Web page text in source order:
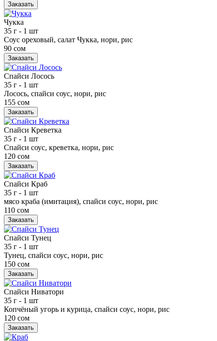
Заказать
Чукка
35 г - 1 шт
Соус ореховый, салат Чукка, нори, рис
90 сом
Заказать
Спайси Лосось
35 г - 1 шт
Лосось, спайси соус, нори, рис
155 сом
Заказать
Спайси Креветка
35 г - 1 шт
Спайси соус, креветка, нори, рис
120 сом
Заказать
Спайси Краб
35 г - 1 шт
мясо краба (имитация), спайси соус, нори, рис
110 сом
Заказать
Спайси Тунец
35 г - 1 шт
Тунец, спайси соус, нори, рис
150 сом
Заказать
Спайси Ниватори
35 г - 1 шт
Копчёный угорь и курица, спайси соус, нори, рис
120 сом
Заказать